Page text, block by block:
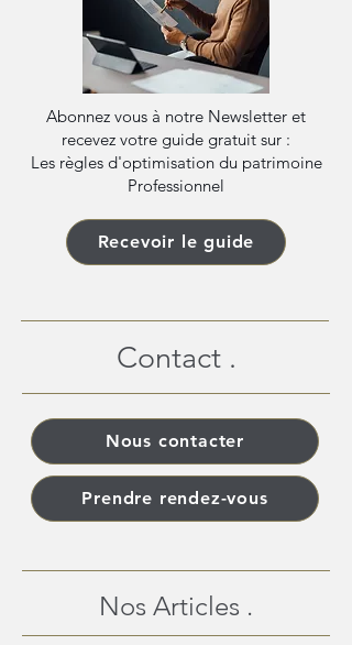
Abonnez vous à notre Newsletter et
recevez votre guide gratuit sur :
Les règles d'optimisation du patrimoine
Professionnel
Recevoir le guide
Contact .
Nous contacter
Prendre rendez-vous
Nos Articles .